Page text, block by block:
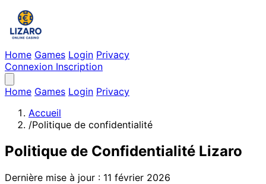
Home Games Login Privacy
Connexion Inscription
Home Games Login Privacy
Accueil
/Politique de confidentialité
Politique de Confidentialité Lizaro
Dernière mise à jour : 11 février 2026